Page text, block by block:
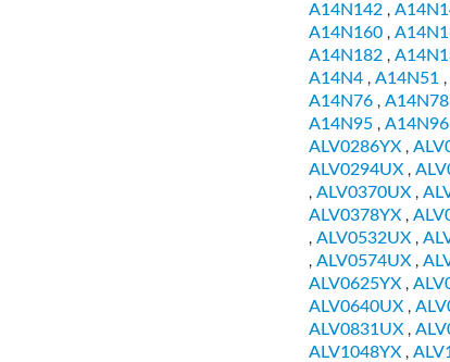
A14N142 ,
A14N160 ,
A14N182 ,
A14N4 , A14N51 ,
A14N76 , A14N78
A14N95 , A14N96
ALV0286YX ,
ALV0294UX ,
, ALV0370UX ,
ALV0378YX ,
, ALV0532UX ,
, ALV0574UX ,
ALV0625YX ,
ALV0640UX ,
ALV0831UX ,
ALV1048YX ,